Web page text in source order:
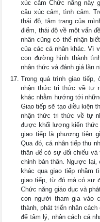
xúc cảm Chức năng này
cầu xúc cảm, tình cảm.
thái độ, tâm trạng của
điểm, thái độ về một vấn
nhân cũng có thể nhận
của các cá nhân khác. Vì
con đường hình thành
nhận thức và đánh giá lãn
Trong quá trình giao
nhận thức tri thức về tự
khác nhằm hướng tới
Giao tiếp sẽ tạo điều kiện
nhận thức tri thức về tự
được khối lượng kiến thức
giao tiếp là phương tiện
Qua đó, cá nhân tiếp thu
thân để có sự đối chiếu
chỉnh bản thân. Ngược
khác qua giao tiếp nhầm
giao tiếp, từ đó mà có sự
Chức năng giáo dục và
con người tham gia vào
thành, phát triển nhân
để tâm lý, nhân cách cá